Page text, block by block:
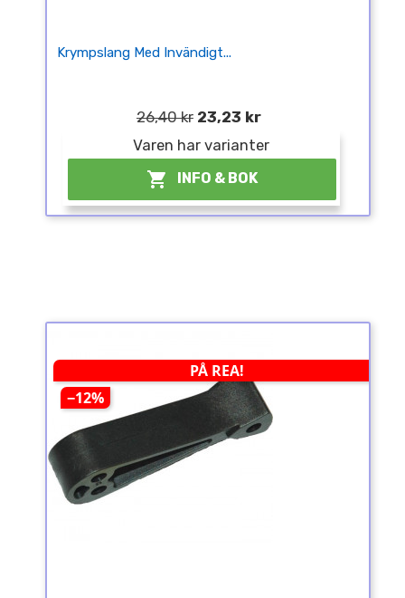
Krympslang Med Invändigt...
26,40 kr 23,23 kr
Varen har varianter
 INFO & BOK
PÅ REA!
−12%